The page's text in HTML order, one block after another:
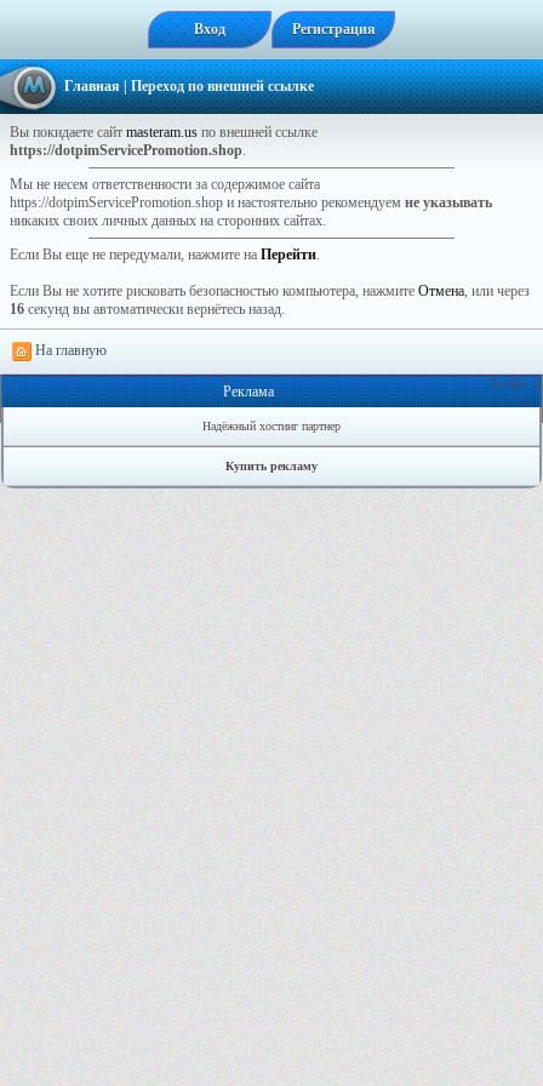
Вход Регистрация
Главная| Переход по внешней ссылке
Вы покидаете сайт masteram.us по внешней ссылке
https://dotpimServicePromotion.shop.
Мы не несем ответственности за содержимое сайта
https://dotpimServicePromotion.shop и настоятельно рекомендуем не указывать
никаких своих личных данных на сторонних сайтах.
Если Вы еще не передумали, нажмите на Перейти.
Если Вы не хотите рисковать безопасностью компьютера, нажмите Отмена, или через
16 секунд вы автоматически вернётесь назад.
На главную
Онлайн: 4
Реклама
Надёжный хостинг партнер
Купить рекламу